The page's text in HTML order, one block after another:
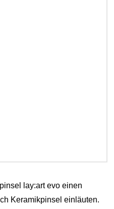
lay:art evo einen
Keramikpinsel einläuten.